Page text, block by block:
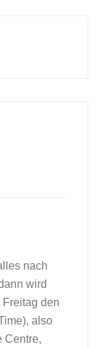
nach
wird
Freitag den
also
Centre,